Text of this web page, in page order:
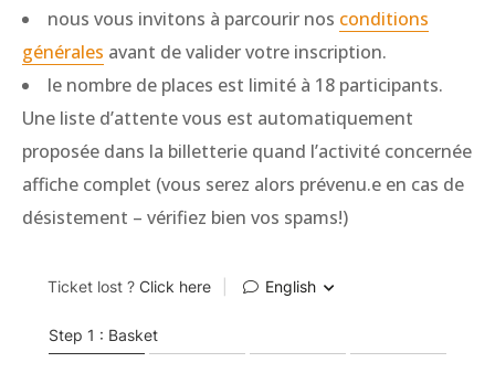
nous vous invitons à parcourir nos conditions
générales avant de valider votre inscription.
le nombre de places est limité à 18 participants.
Une liste d’attente vous est automatiquement
proposée dans la billetterie quand l’activité concernée
affiche complet (vous serez alors prévenu.e en cas de
désistement – vérifiez bien vos spams!)